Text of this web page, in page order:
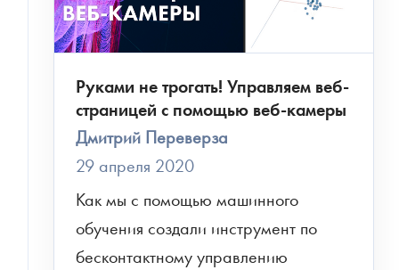
Руками не трогать! Управляем веб-
страницей с помощью веб-камеры
Дмитрий Переверза
29 апреля 2020
Как мы с помощью машинного
обучения создали инструмент по
бесконтактному управлению
СКАЧАТЬ ФАЙЛ